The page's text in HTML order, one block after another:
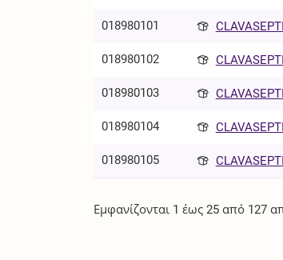
018980101
018980102
018980103
018980104
018980105
Εμφανίζονται 1 έως 25 από 127